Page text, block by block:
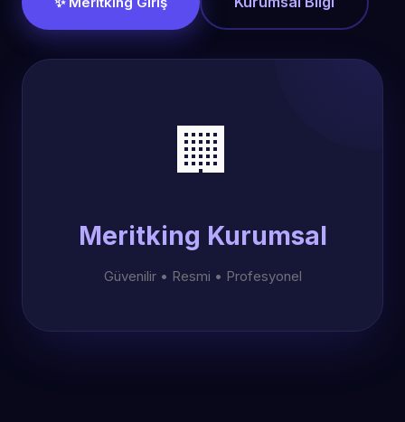
🏢
Meritking Kurumsal
Güvenilir • Resmi • Profesyonel